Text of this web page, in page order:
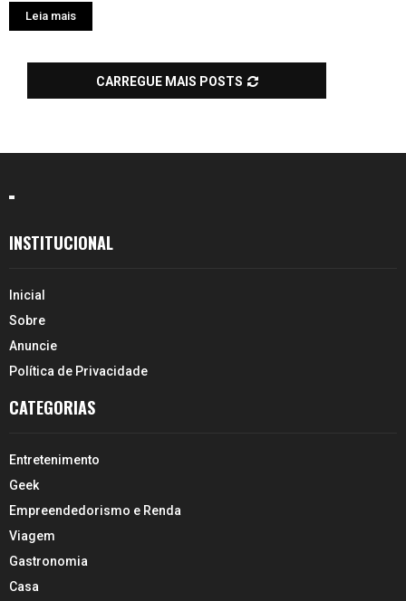
Leia mais
CARREGUE MAIS POSTS
INSTITUCIONAL
Inicial
Sobre
Anuncie
Política de Privacidade
CATEGORIAS
Entretenimento
Geek
Empreendedorismo e Renda
Viagem
Gastronomia
Casa